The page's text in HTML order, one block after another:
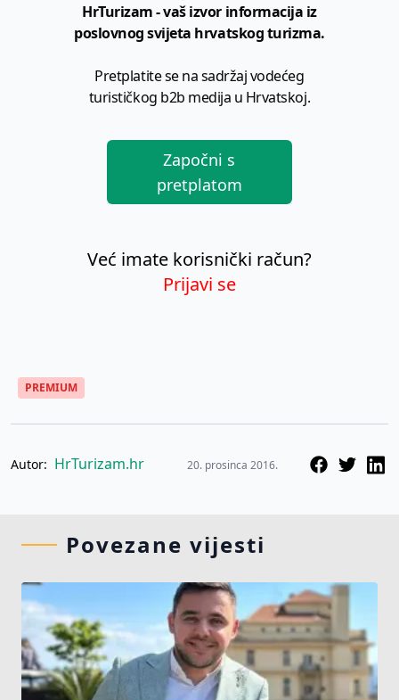
HrTurizam - vaš izvor informacija iz
poslovnog svijeta hrvatskog turizma.
Pretplatite se na sadržaj vodećeg
turističkog b2b medija u Hrvatskoj.
Započni s
pretplatom
Već imate korisnički račun?
Prijavi se
PREMIUM
Autor: HrTurizam.hr 20. prosinca 2016.
Povezane vijesti